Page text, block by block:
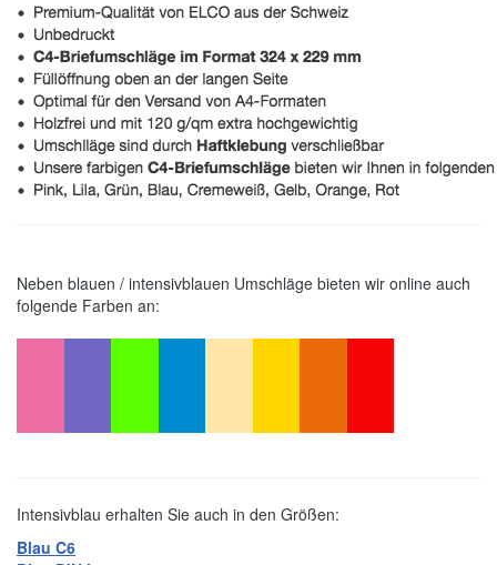
Neben blauen / intensivblauen Umschläge bieten wir online auch
folgende Farben an:
Intensivblau erhalten Sie auch in den Größen:
Blau C6